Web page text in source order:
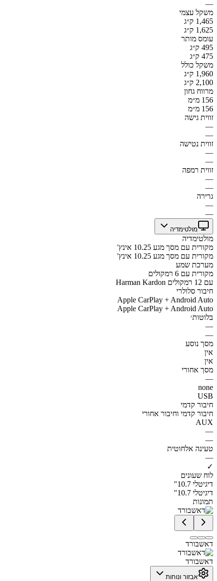
—
משקל עצמי
1,465 ק״ג
1,625 ק״ג
עומס מותר
495 ק״ג
475 ק״ג
משקל כולל
1,960 ק״ג
2,100 ק״ג
מרווח גחון
156 מ״מ
156 מ״מ
זווית גישה
—
—
זווית נטישה
—
—
זווית רמפה
—
—
גרירה
—
—
מולטימדיה
מולטימדיה
מקורית עם מסך מגע 10.25 אינץ'
מקורית עם מסך מגע 10.25 אינץ'
מערכת שמע
מקורית עם 6 רמקולים
Harman Kardon עם 12 רמקולים
חיבור סלולרי
Apple CarPlay + Android Auto
Apple CarPlay + Android Auto
בלוטות׳
—
—
מסך נוסע
אין
אין
מסך אחורי
—
none
USB
חיבור קדמי
חיבור קדמי וחיבור אחורי
AUX
—
—
טעינה אלחוטית
—
✓
לוח שעונים
דיגיטלי 10.7"
דיגיטלי 10.7"
תמונות
דאשבורד
דאשבורד
אבזור ונוחות